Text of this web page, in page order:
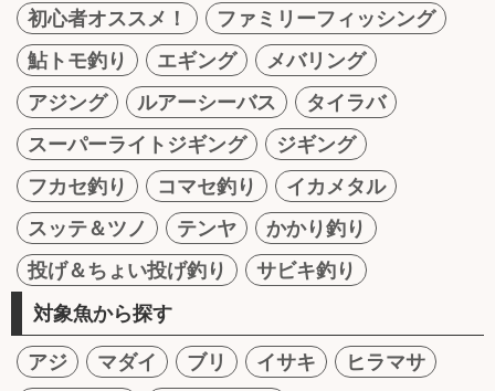
初心者オススメ！
ファミリーフィッシング
鮎トモ釣り
エギング
メバリング
アジング
ルアーシーバス
タイラバ
スーパーライトジギング
ジギング
フカセ釣り
コマセ釣り
イカメタル
スッテ＆ツノ
テンヤ
かかり釣り
投げ＆ちょい投げ釣り
サビキ釣り
対象魚から探す
アジ マダイ ブリ イサキ
ヒラマサ